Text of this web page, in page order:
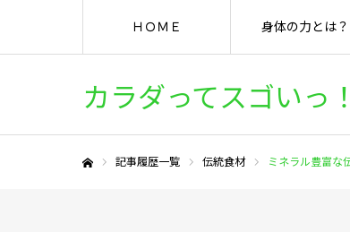
カラダってスゴいっ！
ＨＯＭＥ 身体の力とは？
記事履歴一覧 伝統食材 ミネラル豊富な